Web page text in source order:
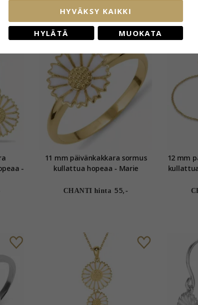
11 mm päivänkakkara sormus
kullattua hopeaa - Marie
CHANTI hinta 55,-
12 mm
HYVÄKSY KAIKKI
HYLÄTÄ MUOKATA